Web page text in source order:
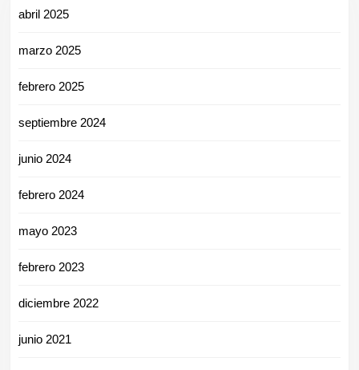
abril 2025
marzo 2025
febrero 2025
septiembre 2024
junio 2024
febrero 2024
mayo 2023
febrero 2023
diciembre 2022
junio 2021